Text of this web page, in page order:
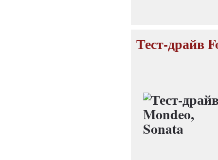
Тест-драйв